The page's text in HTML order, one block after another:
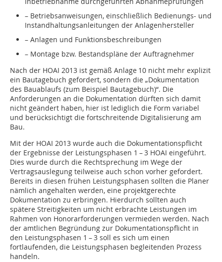
– Betriebsanweisungen, einschließlich Bedienungs- und
Instandhaltungsanleitungen der Anlagenhersteller
– Anlagen und Funktionsbeschreibungen
– Montage bzw. Bestandspläne der Auftragnehmer
Nach der HOAI 2013 ist gemäß Anlage 10 nicht mehr explizit
ein Bautagebuch gefordert, sondern die „Dokumentation
des Bauablaufs (zum Beispiel Bautagebuch)“. Die
Anforderungen an die Dokumentation dürften sich damit
nicht geändert haben, hier ist lediglich die Form variabel
und berücksichtigt die fortschreitende Digitalisierung am
Bau.
Mit der HOAI 2013 wurde auch die Dokumentationspflicht
der Ergebnisse der Leistungsphasen 1 – 3 HOAI eingeführt.
Dies wurde durch die Rechtsprechung im Wege der
Vertragsauslegung teilweise auch schon vorher gefordert.
Bereits in diesen frühen Leistungsphasen sollten die Planer
nämlich angehalten werden, eine projektgerechte
Dokumentation zu erbringen. Hierdurch sollten auch
spätere Streitigkeiten um nicht erbrachte Leistungen im
Rahmen von Honorarforderungen vermieden werden. Nach
der amtlichen Begründung zur Dokumenta­tionspflicht in
den Leistungsphasen 1 – 3 soll es sich um einen
fortlaufenden, die Leistungsphasen begleitenden Prozess
handeln.